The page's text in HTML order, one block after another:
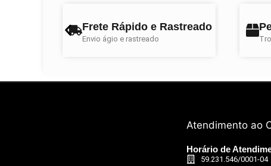
Frete Rápido e Rastreado
Envio ágio e rastreado
Atendimento ao
Horário de
59.231.546/0001-04